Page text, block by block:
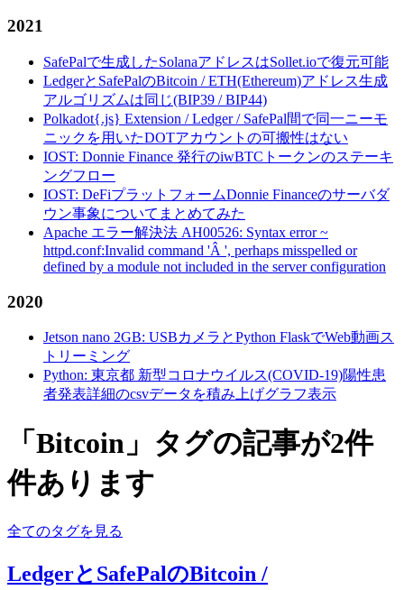
2021
SafePalで生成したSolanaアドレスはSollet.ioで復元可能
LedgerとSafePalのBitcoin / ETH(Ethereum)アドレス生成
アルゴリズムは同じ(BIP39 / BIP44)
Polkadot{.js} Extension / Ledger / SafePal間で同一ニーモ
ニックを用いたDOTアカウントの可搬性はない
IOST: Donnie Finance 発行のiwBTCトークンのステーキ
ングフロー
IOST: DeFiプラットフォームDonnie Financeのサーバダ
ウン事象についてまとめてみた
Apache エラー解決法 AH00526: Syntax error ~
httpd.conf:Invalid command 'Â ', perhaps misspelled or
defined by a module not included in the server configuration
2020
Jetson nano 2GB: USBカメラとPython FlaskでWeb動画ス
トリーミング
Python: 東京都 新型コロナウイルス(COVID-19)陽性患
者発表詳細のcsvデータを積み上げグラフ表示
「Bitcoin」タグの記事が2件
件あります
全てのタグを見る
LedgerとSafePalのBitcoin /